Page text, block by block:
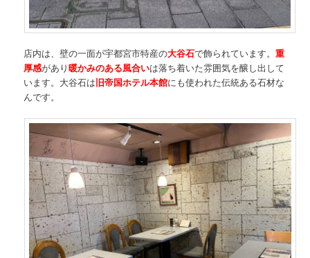
店内は、壁の一面が宇都宮市特産の大谷石で飾られています。重
厚感があり暖かみのある風合いは落ち着いた雰囲気を醸し出して
います。大谷石は旧帝国ホテル本館にも使われた伝統ある石材な
んです。